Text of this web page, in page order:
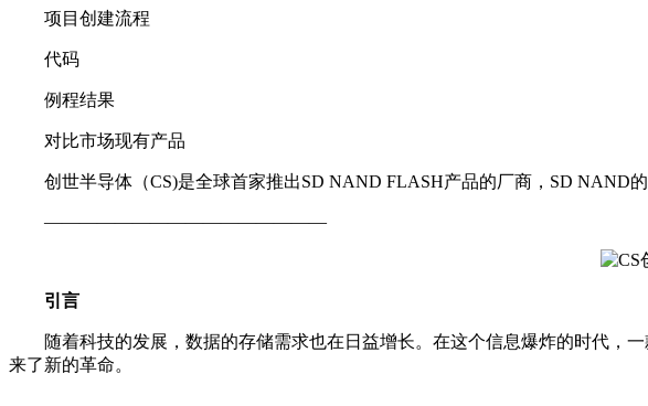
项目创建流程
代码
例程结果
对比市场现有产品
创世半导体（CS)是全球首家推出SD NAND FLASH产品的厂商，SD NAND
————————————————
引言
随着科技的发展，数据的存储需求也在日益增长。在这个信息爆炸的时代，
来了新的革命。